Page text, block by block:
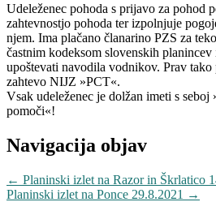
Udeleženec pohoda s prijavo za pohod
zahtevnostjo pohoda ter izpolnjuje
njem. Ima plačano članarino PZS za
častnim kodeksom slovenskih planincev
upoštevati navodila vodnikov. Prav
zahtevo NIJZ »PCT«.
Vsak udeleženec je dolžan imeti s seboj
pomoči«!
Navigacija objav
← Planinski izlet na Razor in Škrlatico
Planinski izlet na Ponce 29.8.2021 →